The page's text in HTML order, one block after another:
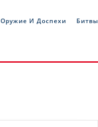
Оружие И Доспехи Битвы